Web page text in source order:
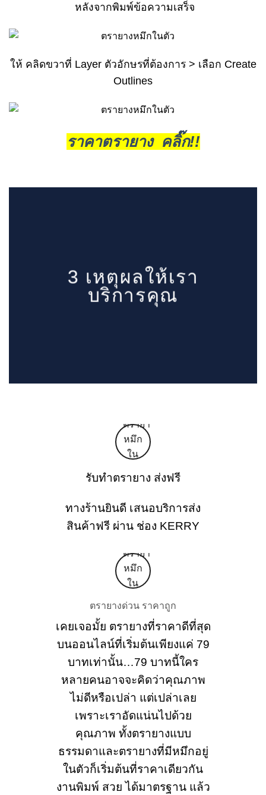
หลังจากพิมพ์ข้อความเสร็จ
ให้ คลิดขวาที่ Layer ตัวอักษรที่ต้องการ > เลือก Create
Outlines
ราคาตรายาง คลิ๊ก!!
3 เหตุผลให้เรา
บริการคุณ
รับทำตรายาง ส่งฟรี
ทางร้านยินดี เสนอบริการส่ง
สินค้าฟรี ผ่าน ช่อง KERRY
ตรายางด่วน ราคาถูก
เคยเจอมั้ย ตรายางที่ราคาดีที่สุด
บนออนไลน์ที่เริ่มต้นเพียงแค่ 79
บาทเท่านั้น…79 บาทนี้ใคร
หลายคนอาจจะคิดว่าคุณภาพ
ไม่ดีหรือเปล่า แต่เปล่าเลย
เพราะเราอัดแน่นไปด้วย
คุณภาพ ทั้งตรายางแบบ
ธรรมดาและตรายางที่มีหมึกอยู่
ในตัวก็เริ่มต้นที่ราคาเดียวกัน
งานพิมพ์ สวย ได้มาตรฐาน แล้ว